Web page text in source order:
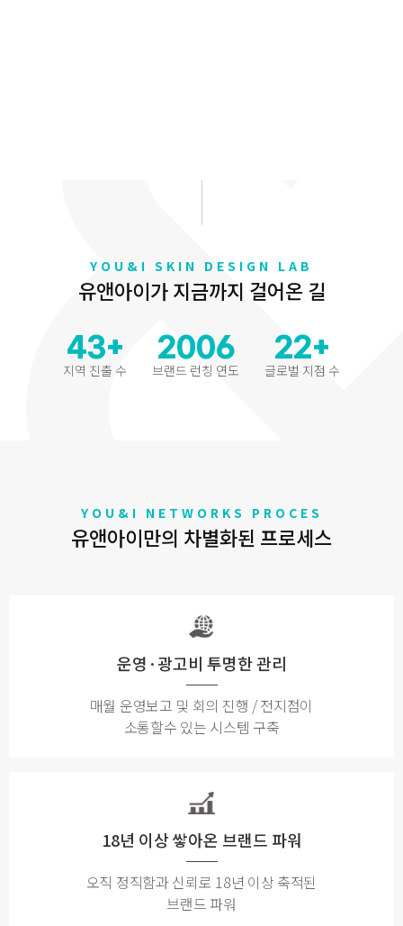
YOU&I SKIN DESIGN LAB
유앤아이가 지금까지 걸어온 길
43+
지역 진출 수
2006
브랜드 런칭 연도
22+
글로벌 지점 수
YOU&I NETWORKS PROCES
유앤아이만의 차별화된 프로세스
운영·광고비 투명한 관리
매월 운영보고 및 회의 진행 / 전지점이
소통할수 있는 시스템 구축
18년 이상 쌓아온 브랜드 파워
오직 정직함과 신뢰로 18년 이상 축적된
브랜드 파워